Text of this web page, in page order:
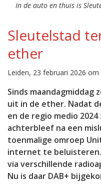
In de auto en thuis is
Sleutelstad
ether
Leiden, 23 februari 2026
Sinds
uit in de ether. Nadat
en de regio medio
achterbleef na een
toenmalige omroep
internet te beluisteren.
via verschillende
Nu is daar DAB+